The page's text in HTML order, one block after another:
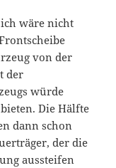
wäre nicht
von der
der
würde
Die Hälfte
dann schon
der die
aussteifen